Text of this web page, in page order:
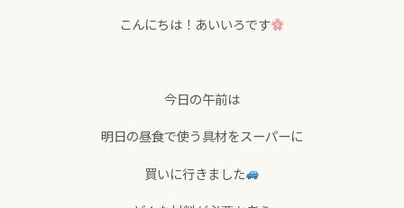
こんにちは！あいいろです
今日の午前は
明日の昼食で使う具材をスーパーに
買いに行きました